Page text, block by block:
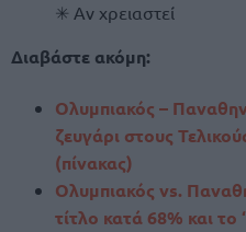
✳ Αν χρειαστεί
Διαβάστε ακόμη:
Ολυμπιακός –
ζευγάρι στους
(πίνακας)
Ολυμπιακός vs.
τίτλο κατά 68% και